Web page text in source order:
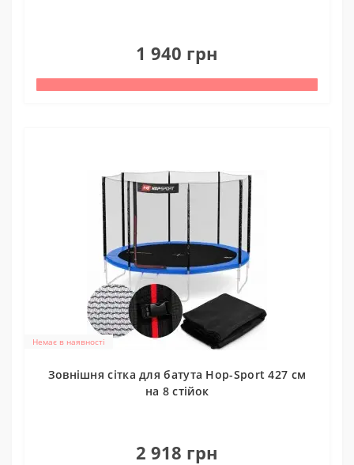
1 940 грн
Немає в наявності
Зовнішня сітка для батута Hop-Sport 427 см
на 8 стійок
2 918 грн